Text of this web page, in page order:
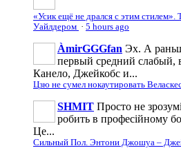
«Усик ещё не дрался с этим стилем».
Уайлдером · 5 hours ago
ÀmirGGGfan Эх. А
первый средний слабый,
Канело, Джейкобс и...
Цзю не сумел нокаутировать
SHMIT Просто не
робить в професійному
Це...
Сильный Пол. Энтони Джошуа –